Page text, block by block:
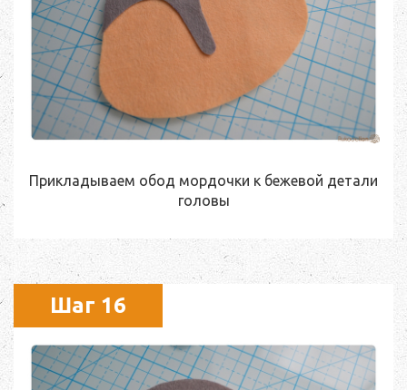
Прикладываем обод мордочки к бежевой детали
головы
Шаг 16